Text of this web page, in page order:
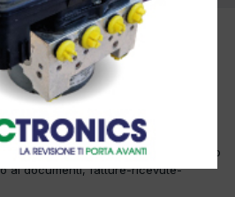
adopera il TECA, gestionale
l'untimo aggiornamento, la
problemi di lentezza nell' inserimento
ai documenti, fatture-ricevute-